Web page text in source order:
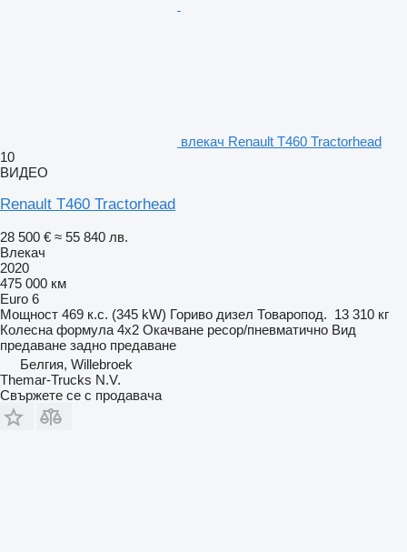
влекач Renault T460 Tractorhead
10
ВИДЕО
Renault T460 Tractorhead
28 500 € ≈ 55 840 лв.
Влекач
2020
475 000 км
Euro 6
Мощност 469 к.с. (345 kW) Гориво дизел Товаропод. 13 310 кг
Колесна формула 4x2 Окачване ресор/пневматично Вид
предаване задно предаване
Белгия, Willebroek
Themar-Trucks N.V.
Свържете се с продавача